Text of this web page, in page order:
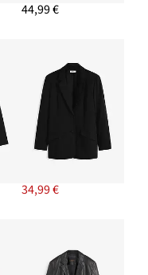
44,99 €
34,99 €